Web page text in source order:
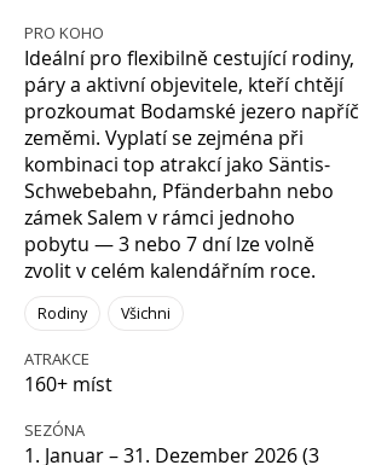
PRO KOHO
Ideální pro flexibilně cestující rodiny,
páry a aktivní objevitele, kteří chtějí
prozkoumat Bodamské jezero napříč
zeměmi. Vyplatí se zejména při
kombinaci top atrakcí jako Säntis-
Schwebebahn, Pfänderbahn nebo
zámek Salem v rámci jednoho
pobytu — 3 nebo 7 dní lze volně
zvolit v celém kalendářním roce.
Rodiny Všichni
ATRAKCE
160+ míst
SEZÓNA
1. Januar – 31. Dezember 2026 (3